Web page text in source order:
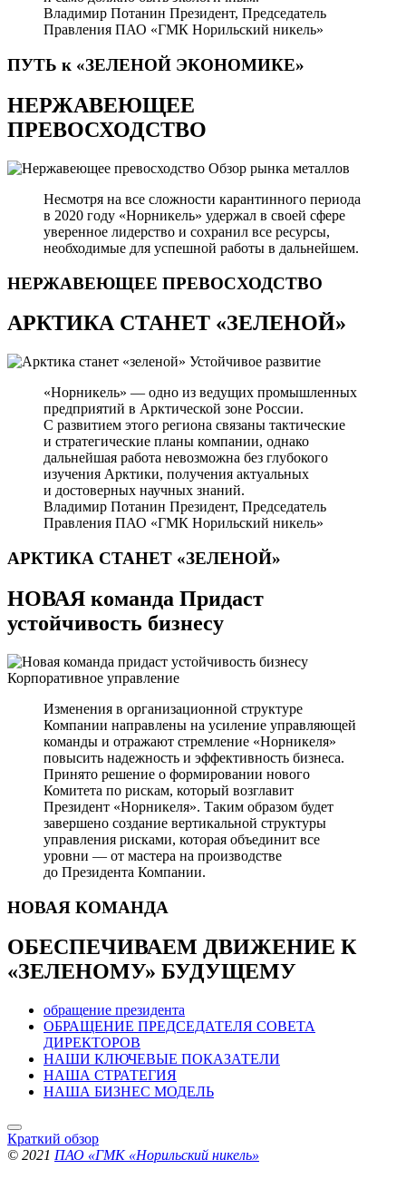
Владимир Потанин Президент, Председатель
Правления ПАО «ГМК Норильский никель»
ПУТЬ к «ЗЕЛЕНОЙ ЭКОНОМИКЕ»
НЕРЖАВЕЮЩЕЕ
ПРЕВОСХОДСТВО
Обзор рынка металлов
Несмотря на все сложности карантинного периода
в 2020 году «Норникель» удержал в своей сфере
уверенное лидерство и сохранил все ресурсы,
необходимые для успешной работы в дальнейшем.
НЕРЖАВЕЮЩЕЕ ПРЕВОСХОДСТВО
АРКТИКА СТАНЕТ «ЗЕЛЕНОЙ»
Устойчивое развитие
«Норникель» — одно из ведущих промышленных
предприятий в Арктической зоне России.
С развитием этого региона связаны тактические
и стратегические планы компании, однако
дальнейшая работа невозможна без глубокого
изучения Арктики, получения актуальных
и достоверных научных знаний.
Владимир Потанин Президент, Председатель
Правления ПАО «ГМК Норильский никель»
АРКТИКА СТАНЕТ «ЗЕЛЕНОЙ»
НОВАЯ команда Придаст
устойчивость бизнесу
Корпоративное управление
Изменения в организационной структуре
Компании направлены на усиление управляющей
команды и отражают стремление «Норникеля»
повысить надежность и эффективность бизнеса.
Принято решение о формировании нового
Комитета по рискам, который возглавит
Президент «Норникеля». Таким образом будет
завершено создание вертикальной структуры
управления рисками, которая объединит все
уровни — от мастера на производстве
до Президента Компании.
НОВАЯ КОМАНДА
ОБЕСПЕЧИВАЕМ ДВИЖЕНИЕ К
«ЗЕЛЕНОМУ» БУДУЩЕМУ
обращение президента
ОБРАЩЕНИЕ ПРЕДСЕДАТЕЛЯ СОВЕТА
ДИРЕКТОРОВ
НАШИ КЛЮЧЕВЫЕ ПОКАЗАТЕЛИ
НАША СТРАТЕГИЯ
НАША БИЗНЕС МОДЕЛЬ
Краткий обзор
© 2021 ПАО «ГМК «Норильский никель»